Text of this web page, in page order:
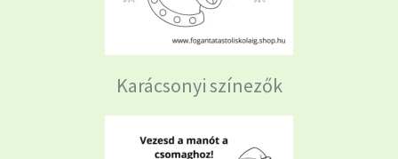
Karácsonyi színezők